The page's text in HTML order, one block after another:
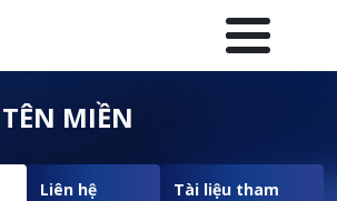
của website
MIỀN
Liên hệ
Tài liệu tham